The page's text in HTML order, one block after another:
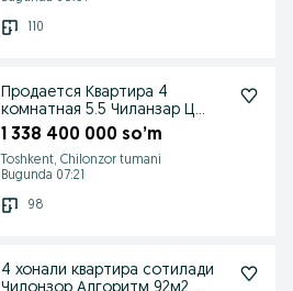
110
Продается Квартира 4
комнатная 5.5 Чиланзар Ц
квартал
1 338 400 000 so’m
Toshkent, Chilonzor tumani
Bugunda 07:21
98
4 хонали квартира сотилади